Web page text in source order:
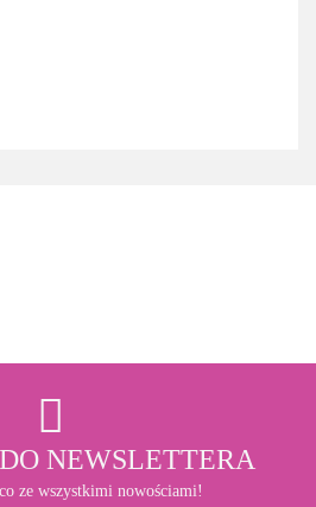
NEWSLETTERA
ze wszystkimi nowościami!